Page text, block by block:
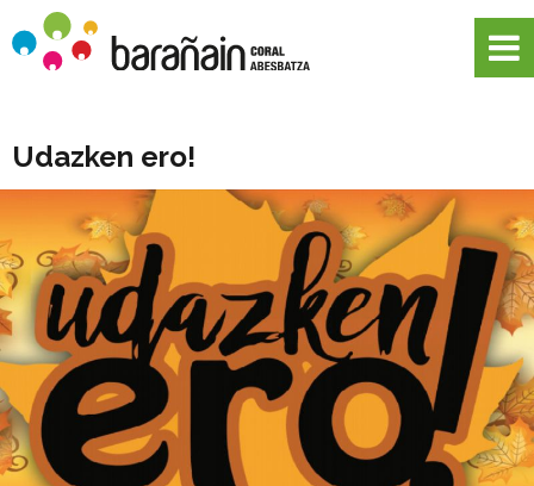
Udazken ero!